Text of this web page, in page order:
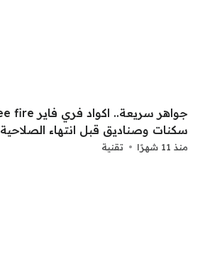
سكنات وصناديق قبل انتهاء الصلاحية
منذ 11 شهرًا تقنية